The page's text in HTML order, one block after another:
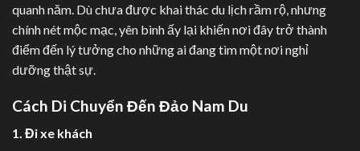
quanh năm. Dù chưa được khai thác du lịch rầm rộ, nhưng
chính nét mộc mạc, yên bình ấy lại khiến nơi đây trở thành
điểm đến lý tưởng cho những ai đang tìm một nơi nghỉ
dưỡng thật sự.
Cách Di Chuyển Đến Đảo Nam Du
1. Đi xe khách